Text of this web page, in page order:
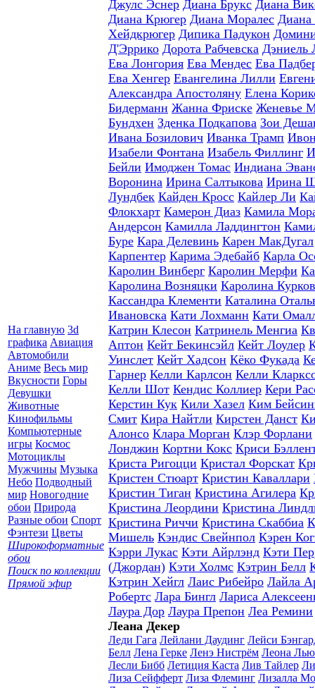
На главную 3d
графика Авиация
Автомобили
Аниме Весь мир
Вкусности Горы
Девушки
Животные
Кинофильмы
Компьютерные
игры Космос
Мотоциклы
Мужчины Музыка
Небо Подводный
мир Новогодние
обои Природа
Разные обои Спорт
Фэнтези Цветы
Широкоформатные
обои
Поиск по коллекции
Прямой эфир
Джулс Эснер Диана Брукс Диана
Диана Крюгер Диана Моралес Диана
Хейдкрюгер Дипика Падукон
Д'Эррико Дорота Рабчевска Дэниель
Ева Лонгория Ева Мендес Ева
Ева Хенгер Евангелина Лилли
Александра Апостоляну Елена
Бидерманн Жанна Фриске Женевье
Бундхен Зденка Подкапова Зои
Ивана Бозилович Иванка Трамп
Изабели Фонтана Изабель Филлинг
Бейли Имоджен Томас Индиана
Воронина Ирина Салтыкова Ирина
Лундбек Кайден Кросс Кайлер Ли
Флокхарт Камерон Диаз Камила
Андерсон Камилла Ладдингтон
Буре Кара Делевинь Карен МакДугал
Карпентер Карима Эдебайб Карла
Каролин Винберг Каролин Мерфи
Каролина Возняцки Каролина
Кассандра Клементи Каталина
Ивановска Кати Лохманн Кати
Катрин Клесон Катринель Менгиа
Аптон Кейт Бекинсэйл Кейт Лоулер
Уинслет Кейт Хадсон Кёко Фукада
Гарнер Келли Карлсон Келли
Келли Шот Кендис Коллиер Кери
Керстин Кук Кили Хазел Ким
Смит Кира Найтли Кирстен Данст
Алонсо Клара Морган Клэр Форлани
Лонджин Кортни Кокс Криси
Криста Ригоцци Кристал Форскат
Кристен Стюарт Кристин Каваллари
Кристин Тиган Кристина Агилера
Кристина Леордини Кристина
Кристина Риччи Кристина Скаббиа
Мишель Кэндис Свейнпол Кэрен
Кэрри Лукас Кэти Айрлэнд Кэти
(Джордан) Кэти Холмс Кэтрин Белл
Кэтрин Хейгл Лаис Рибейро Лайла
Робертс Лара Бингл Лариса
Лаура Дор Лаура Препон Леа Ремини
Леана Декер
Леди Гага Лейлани Даудинг Лейси
Белл Лена Герке Ленэ Нистрём Леона
Лесли Бибб Летиция Каста Лив Тайлер
Лиза Сейфферт Лиза Флеминг Лизалла